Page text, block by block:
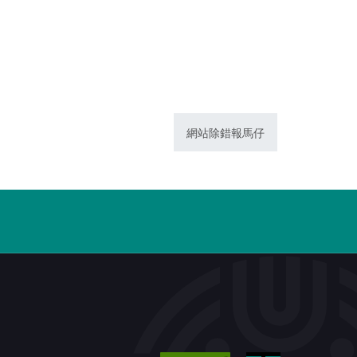
網站除錯報馬仔